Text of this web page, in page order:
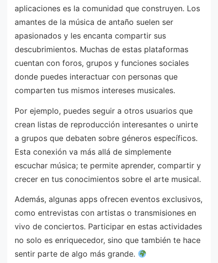
aplicaciones es la comunidad que construyen. Los
amantes de la música de antaño suelen ser
apasionados y les encanta compartir sus
descubrimientos. Muchas de estas plataformas
cuentan con foros, grupos y funciones sociales
donde puedes interactuar con personas que
comparten tus mismos intereses musicales.
Por ejemplo, puedes seguir a otros usuarios que
crean listas de reproducción interesantes o unirte
a grupos que debaten sobre géneros específicos.
Esta conexión va más allá de simplemente
escuchar música; te permite aprender, compartir y
crecer en tus conocimientos sobre el arte musical.
Además, algunas apps ofrecen eventos exclusivos,
como entrevistas con artistas o transmisiones en
vivo de conciertos. Participar en estas actividades
no solo es enriquecedor, sino que también te hace
sentir parte de algo más grande.